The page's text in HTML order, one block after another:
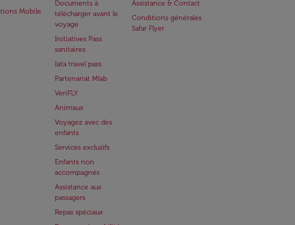
Mobile
Documents à
télécharger avant le
voyage
Initiatives Pass
sanitaires
Iata travel pass
Partenariat Mlab
VeriFLY
Animaux
Voyagez avec des
enfants
Services exclusifs
Enfants non
accompagnés
Assistance aux
passagers
Repas spéciaux
Assistance & Contact
Conditions générales
Safar Flyer